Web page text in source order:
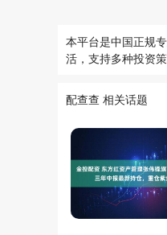
本平台是中国正规
活，支持多种投资
配查查 相关话题